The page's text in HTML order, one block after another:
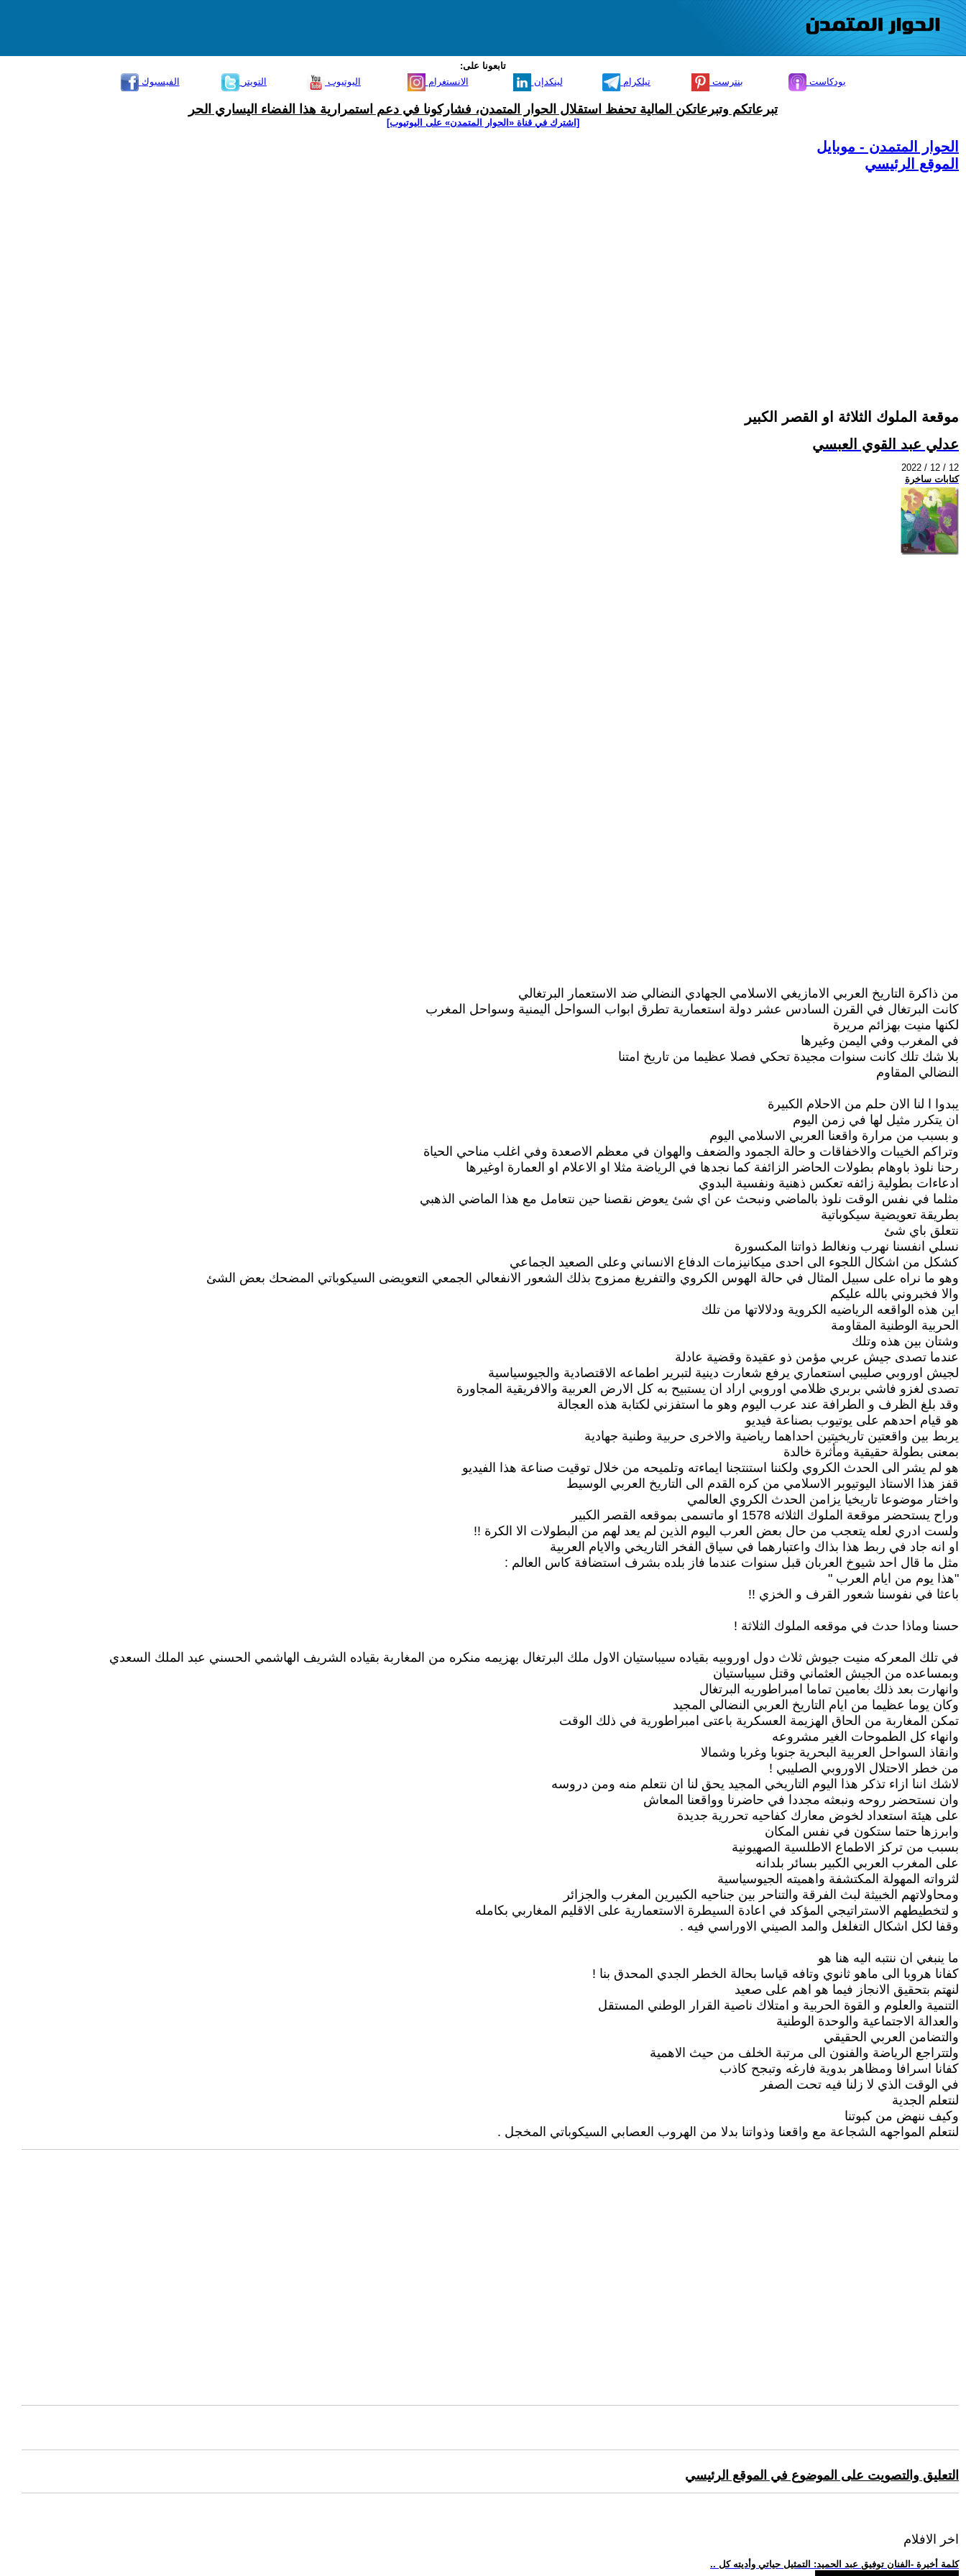
تابعونا على:
الفيسبوك
التويتر اليوتيوب الانستغرام لينكدإن تيلكرام بنترست بودكاست
تبرعاتكم وتبرعاتكن المالية تحفظ استقلال الحوار المتمدن، فشاركونا في دعم استمرارية هذا الفضاء اليساري الحر
[اشترك في قناة ‫«الحوار المتمدن» على اليوتيوب]
الحوار المتمدن - موبايل
الموقع الرئيسي
موقعة الملوك الثلاثة او القصر الكبير
عدلي عبد القوي العبسي
2022 / 12 / 12
كتابات ساخرة
من ذاكرة التاريخ العربي الامازيغي الاسلامي الجهادي النضالي ضد الاستعمار البرتغالي
كانت البرتغال في القرن السادس عشر دولة استعمارية تطرق ابواب السواحل اليمنية وسواحل المغرب
لكنها منيت بهزائم مريرة
في المغرب وفي اليمن وغيرها
بلا شك تلك كانت سنوات مجيدة تحكي فصلا عظيما من تاريخ امتنا
النضالي المقاوم
يبدوا ا لنا الان حلم من الاحلام الكبيرة
ان يتكرر مثيل لها في زمن اليوم
و بسبب من مرارة واقعنا العربي الاسلامي اليوم
وتراكم الخيبات والاخفاقات و حالة الجمود والضعف والهوان في معظم الاصعدة وفي اغلب مناحي الحياة
رحنا نلوذ باوهام بطولات الحاضر الزائفة كما نجدها في الرياضة مثلا او الاعلام او العمارة اوغيرها
ادعاءات بطولية زائفه تعكس ذهنية ونفسية البدوي
مثلما في نفس الوقت نلوذ بالماضي ونبحث عن اي شئ يعوض نقصنا حين نتعامل مع هذا الماضي الذهبي
بطريقة تعويضية سيكوباتية
نتعلق باي شئ
نسلي انفسنا نهرب ونغالط ذواتنا المكسورة
كشكل من اشكال اللجوء الى احدى ميكانيزمات الدفاع الانساني وعلى الصعيد الجماعي
وهو ما نراه على سبيل المثال في حالة الهوس الكروي والتفريغ ممزوج بذلك الشعور الانفعالي الجمعي التعويضى السيكوباتي المضحك بعض الشئ
والا فخبروني بالله عليكم
اين هذه الواقعه الرياضيه الكروية ودلالاتها من تلك
الحربية الوطنية المقاومة
وشتان بين هذه وتلك
عندما تصدى جيش عربي مؤمن ذو عقيدة وقضية عادلة
لجيش اوروبي صليبي استعماري يرفع شعارت دينية لتبرير اطماعه الاقتصادية والجيوسياسية
تصدى لغزو فاشي بربري ظلامي اوروبي اراد ان يستبيح به كل الارض العربية والافريقية المجاورة
وقد بلغ الظرف و الطرافة عند عرب اليوم وهو ما استفزني لكتابة هذه العجالة
هو قيام احدهم على يوتيوب بصناعة فيديو
يربط بين واقعتين تاريخيتين احداهما رياضية والاخرى حربية وطنية جهادية
بمعنى بطولة حقيقية ومأثرة خالدة
هو لم يشر الى الحدث الكروي ولكننا استنتجنا ايماءته وتلميحه من خلال توقيت صناعة هذا الفيديو
قفز هذا الاستاذ اليوتيوبر الاسلامي من كره القدم الى التاريخ العربي الوسيط
واختار موضوعا تاريخيا يزامن الحدث الكروي العالمي
وراح يستحضر موقعة الملوك الثلاثه 1578 او ماتسمى بموقعه القصر الكبير
ولست ادري لعله يتعجب من حال بعض العرب اليوم الذين لم يعد لهم من البطولات الا الكرة !!
او انه جاد في ربط هذا بذاك واعتبارهما في سياق الفخر التاريخي والايام العربية
مثل ما قال احد شيوخ العربان قبل سنوات عندما فاز بلده بشرف استضافة كاس العالم :
"هذا يوم من ايام العرب "
باعثا في نفوسنا شعور القرف و الخزي !!
حسنا وماذا حدث في موقعه الملوك الثلاثة !
في تلك المعركه منيت جيوش ثلاث دول اوروبيه بقياده سيباستيان الاول ملك البرتغال بهزيمه منكره من المغاربة بقياده الشريف الهاشمي الحسني عبد الملك السعدي
وبمساعده من الجيش العثماني وقتل سيباستيان
وانهارت بعد ذلك بعامين تماما امبراطوريه البرتغال
وكان يوما عظيما من ايام التاريخ العربي النضالي المجيد
تمكن المغاربة من الحاق الهزيمة العسكرية باعتى امبراطورية في ذلك الوقت
وانهاء كل الطموحات الغير مشروعه
وانقاذ السواحل العربية البحرية جنوبا وغربا وشمالا
من خطر الاحتلال الاوروبي الصليبي !
لاشك اننا ازاء تذكر هذا اليوم التاريخي المجيد يحق لنا ان نتعلم منه ومن دروسه
وان نستحضر روحه ونبعثه مجددا في حاضرنا وواقعنا المعاش
على هيئة استعداد لخوض معارك كفاحيه تحررية جديدة
وابرزها حتما ستكون في نفس المكان
بسبب من تركز الاطماع الاطلسية الصهيونية
على المغرب العربي الكبير بسائر بلدانه
لثرواته المهولة المكتشفة واهميته الجيوسياسية
ومحاولاتهم الخبيثة لبث الفرقة والتناحر بين جناحيه الكبيرين المغرب والجزائر
و لتخطيطهم الاستراتيجي المؤكد في اعادة السيطرة الاستعمارية على الاقليم المغاربي بكامله
وقفا لكل اشكال التغلغل والمد الصيني الاوراسي فيه .
ما ينبغي ان ننتبه اليه هنا هو
كفانا هروبا الى ماهو ثانوي وتافه قياسا بحالة الخطر الجدي المحدق بنا !
لنهتم بتحقيق الانجاز فيما هو اهم على صعيد
التنمية والعلوم و القوة الحربية و امتلاك ناصية القرار الوطني المستقل
والعدالة الاجتماعية والوحدة الوطنية
والتضامن العربي الحقيقي
ولتتراجع الرياضة والفنون الى مرتبة الخلف من حيث الاهمية
كفانا اسرافا ومظاهر بدوية فارغه وتبجح كاذب
في الوقت الذي لا زلنا فيه تحت الصفر
لنتعلم الجدية
وكيف ننهض من كبوتنا
لنتعلم المواجهه الشجاعة مع واقعنا وذواتنا بدلا من الهروب العصابي السيكوباتي المخجل .
التعليق والتصويت على الموضوع في الموقع الرئيسي
اخر الافلام
.. كلمة أخيرة -الفنان توفيق عبد الحميد: التمثيل حياتي وأديته كل